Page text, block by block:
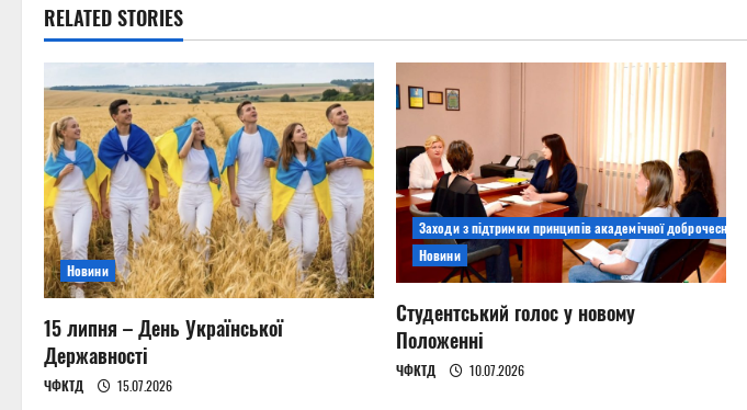
t
n
a
v
i
g
a
t
i
RELATED STORIES
Новини
15 липня – День Української
Державності
ЧФКТД 15.07.2026
Заходи з підтримки принципів академічної доброчесності
Новини
Студентський голос у новому
Положенні
ЧФКТД 10.07.2026